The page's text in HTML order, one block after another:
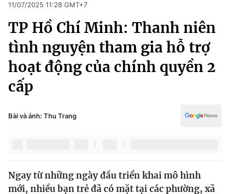
Chuyên mục
Chính trị
Xã hội
Pháp luật
Thế giới
Xã hội
Pháp luật
Thể thao
Truyền hình
Văn hóa - Giải trí
Công nghệ
11/07/2025 11:28 GMT+7
TP Hồ Chí Minh: Thanh niên
tình nguyện tham gia hỗ trợ
hoạt động của chính quyền 2
cấp
Bài và ảnh: Thu Trang
Ngay từ những ngày đầu triển khai mô hình
mới, nhiều bạn trẻ đã có mặt tại các phường, xã